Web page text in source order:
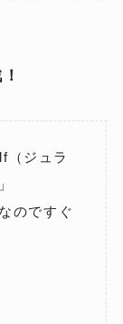
（ジュラ
のですぐ